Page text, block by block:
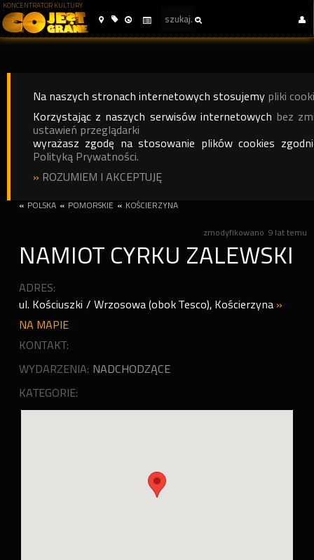
KONCENTRATOR KULTURY
Na naszych stronach internetowych stosujemy pliki
Korzystając z naszych serwisów internetowych bez
ustawień przeglądarki
wyrażasz zgodę na stosowanie plików cookies
Polityką Prywatności.
» ROZUMIEM I AKCEPTUJĘ
« POLSKA « POMORSKIE « KOŚCIERZYNA
zmodyfikowano 9 lat temu
NAMIOT CYRKU ZALEWSKI
ADRES:
ul. Kościuszki / Wrzosowa (obok Tesco), Kościerzyna »
NA MAPIE
KONTAKT:
WYDARZENIA: NADCHODZĄCE
KATEGORIE: